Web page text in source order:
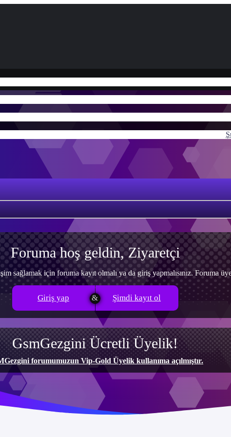
Foruma hoş geldin, Ziyaretçi
sağlamak için foruma kayıt olmalı ya da giriş yapmalısınız. Foruma
Giriş yap Şimdi kayıt ol
GsmGezgini Ücretli Üyelik!
forumumuzun Vip-Gold Üyelik kullanıma açılmıştır.